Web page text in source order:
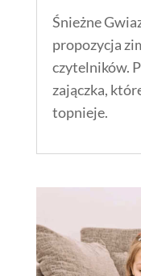
Śnieżne
propozycja
czytelników.
zajączka,
topnieje.